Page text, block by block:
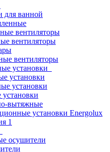
для ванной
вентиляторы
вентиляторы
вентиляторы
установки
установки
установки
вытяжные
установки Energolux
1
осушители